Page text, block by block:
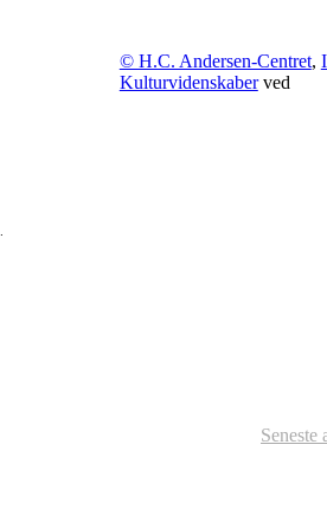
© H.C. Andersen-Centret,
Kulturvidenskaberved